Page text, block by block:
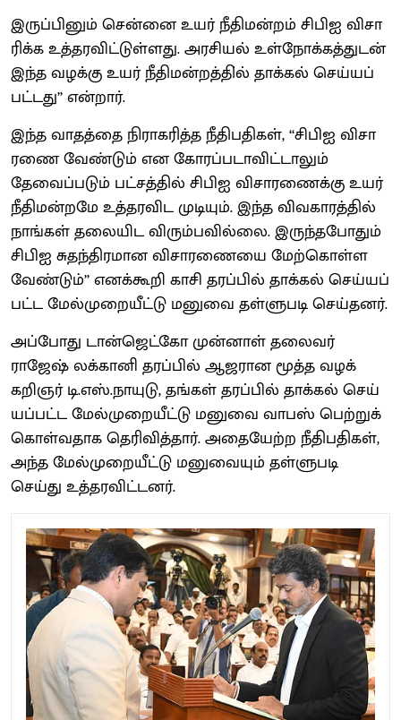
இருப்​பினும் சென்னை உயர் நீதி​மன்​றம் சிபிஐ விசா​
ரிக்க உத்​தர​விட்​டுள்​ளது. அரசி​யல் உள்​நோக்​கத்​துடன்
இந்த வழக்கு உயர் நீதி​மன்​றத்​தி்ல் தாக்​கல் செய்​யப்​
பட்​டது’’ என்​றார்.
இந்த வாதத்தை நிராகரித்த நீதிப​தி​கள், ‘‘சிபிஐ விசா​
ரணை வேண்​டும் என கோரப்​ப​டா​விட்​டாலும்
தேவைப்​படும் பட்​சத்​தில் சிபிஐ விசா​ரணைக்கு உயர்
நீதி​மன்​றமே உத்​தர​விட முடி​யும். இந்த விவ​காரத்​தில்
நாங்​கள் தலை​யிட விரும்​ப​வில்​லை. இருந்​த​போதும்
சிபிஐ சுதந்​திர​மான விசா​ரணையை மேற்​கொள்ள
வேண்​டும்’’ எனக்​கூறி காசி தரப்​பில் தாக்​கல் செய்​யப்​
பட்ட மேல்​முறை​யீட்டு மனுவை தள்​ளு​படி செய்​தனர்.
அப்​போது டான்​ஜெட்கோ முன்​னாள் தலை​வர்
ராஜேஷ் லக்​கானி தரப்​பில் ஆஜரான மூத்த வழக்​
கறிஞர் டி.எஸ்​.​நா​யுடு, தங்​கள் தரப்​பில் தாக்​கல் செய்​
யப்​பட்ட மேல்​முறை​யீட்டு மனுவை வாபஸ் பெற்​றுக்​
கொள்​வ​தாக தெரி​வித்​தார். அதையேற்ற நீதிப​தி​கள்,
அந்த மேல்​முறை​யீட்டு மனுவை​யும் தள்​ளுபடி
செய்து உத்​தரவிட்டனர்.